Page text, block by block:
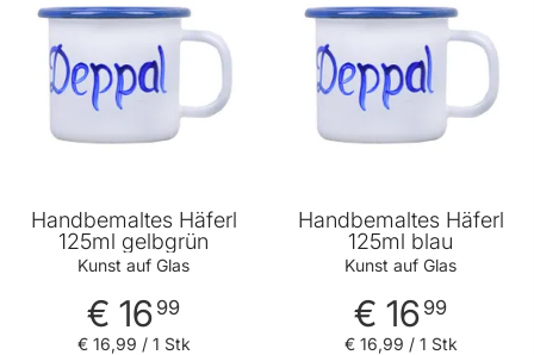
Handbemaltes Häferl
125ml gelbgrün
Kunst auf Glas
€ 16 99
€ 16,99 / 1 Stk
Handbemaltes Häferl
125ml blau
Kunst auf Glas
€ 16 99
€ 16,99 / 1 Stk